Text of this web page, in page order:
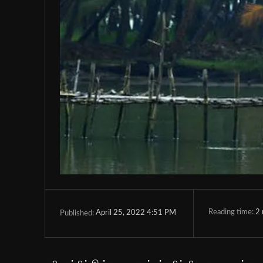
Published: April 25, 2022 4:51 PM Reading time: 2